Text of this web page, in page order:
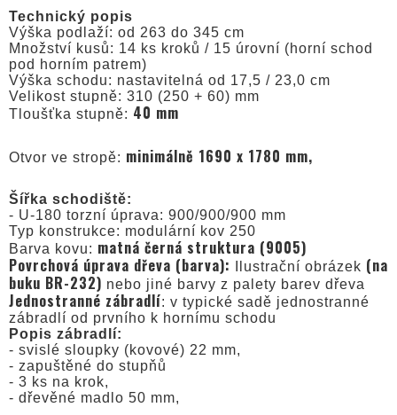
Technický popis
Výška podlaží: od 263 do 345 cm
Množství kusů: 14 ks kroků / 15 úrovní (horní schod
pod horním patrem)
Výška schodu: nastavitelná od 17,5 / 23,0 cm
Velikost stupně: 310 (250 + 60) mm
Tloušťka stupně: 40 mm
Otvor ve stropě: minimálně 1690 x 1780 mm,
Šířka schodiště:
- U-180 torzní úprava: 900/900/900 mm
Typ konstrukce: modulární kov 250
Barva kovu: matná černá struktura (9005)
Povrchová úprava dřeva (barva):
Ilustrační obrázek (na
buku BR-232) nebo jiné barvy z palety barev dřeva
Jednostranné zábradlí: v typické sadě jednostranné
zábradlí od prvního k hornímu schodu
Popis zábradlí:
- svislé sloupky (kovové) 22 mm,
- zapuštěné do stupňů
- 3 ks na krok,
- dřevěné madlo 50 mm,